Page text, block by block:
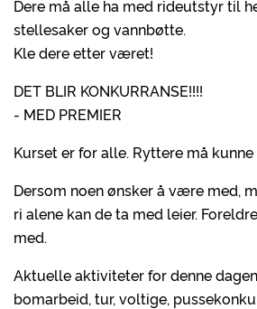
Dere må alle ha med rideutstyr til
stellesaker og vannbøtte.
Kle dere etter været!
DET BLIR KONKURRANSE!!!!
- MED PREMIER
Kurset er for alle. Ryttere må
Dersom noen ønsker å være med,
ri alene kan de ta med leier.
med.
Aktuelle aktiviteter for denne
bomarbeid, tur, voltige,